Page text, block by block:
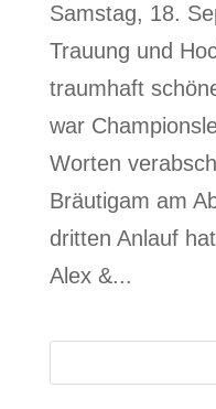
Samstag, 18.
Trauung und
traumhaft
war
Worten
Bräutigam am
dritten Anlauf
Alex &...